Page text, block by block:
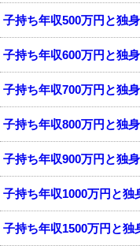
子持ち年収500万円と独
子持ち年収600万円と独
子持ち年収700万円と独
子持ち年収800万円と独
子持ち年収900万円と独
子持ち年収1000万円と
子持ち年収1500万円と